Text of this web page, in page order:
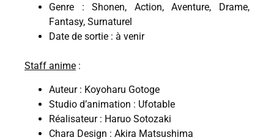
Genre : Shonen, Action, Aventure, Drame,
Fantasy, Surnaturel
Date de sortie : à venir
Staff anime :
Auteur : Koyoharu Gotoge
Studio d’animation : Ufotable
Réalisateur : Haruo Sotozaki
Chara Design : Akira Matsushima